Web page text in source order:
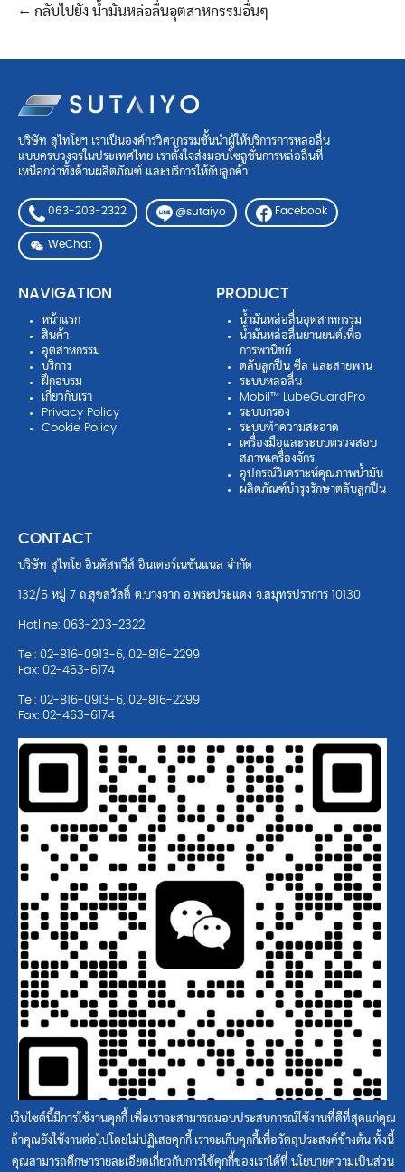
← กลับไปยัง น้ำมันหล่อลื่นอุตสาหกรรมอื่นๆ
บริษัท สุไทโยฯ เราเป็นองค์กรวิศวกรรมชั้นนำผู้ให้บริการการหล่อลื่น
แบบครบวงจรในประเทศไทย เราตั้งใจส่งมอบโซลูชั่นการหล่อลื่นที่
เหนือกว่าทั้งด้านผลิตภัณฑ์ และบริการให้กับลูกค้า
063-203-2322 @sutaiyo Facebook
WeChat
NAVIGATION
หน้าแรก
สินค้า
อุตสาหกรรม
บริการ
ฝึกอบรม
เกี่ยวกับเรา
Privacy Policy
Cookie Policy
PRODUCT
น้ำมันหล่อลื่นอุตสาหกรรม
น้ำมันหล่อลื่นยานยนต์เพื่อ
การพานิชย์
ตลับลูกปืน ซีล และสายพาน
ระบบหล่อลื่น
Mobil™ LubeGuardPro
ระบบกรอง
ระบบทำความสะอาด
เครื่องมือและระบบตรวจสอบ
สภาพเครื่องจักร
อุปกรณ์วิเคราะห์คุณภาพน้ำมัน
ผลิตภัณฑ์บำรุงรักษาตลับลูกปืน
CONTACT
บริษัท สุไทโย อินดัสทรีส์ อินเตอร์เนชั่นแนล จำกัด
132/5 หมู่ 7 ถ.สุขสวัสดิ์ ต.บางจาก อ.พระประแดง จ.สมุทรปราการ 10130
Hotline: 063-203-2322
Tel: 02-816-0913-6, 02-816-2299
Fax: 02-463-6174
Tel: 02-816-0913-6, 02-816-2299
Fax: 02-463-6174
เว็บไซต์นี้มีการใช้งานคุกกี้ เพื่อเราจะสามารถมอบประสบการณ์ใช้งานที่ดีที่สุดแก่คุณ
ถ้าคุณยังใช้งานต่อไปโดยไม่ปฏิเสธคุกกี้ เราจะเก็บคุกกี้เพื่อวัตถุประสงค์ข้างต้น ทั้งนี้
คุณสามารถศึกษารายละเอียดเกี่ยวกับการใช้คุกกี้ของเราได้ที่ นโยบายความเป็นส่วน